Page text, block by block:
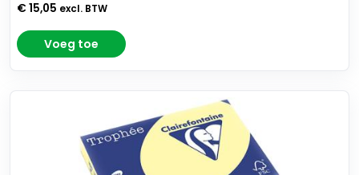
€ 15,05 excl. BTW
Voeg toe